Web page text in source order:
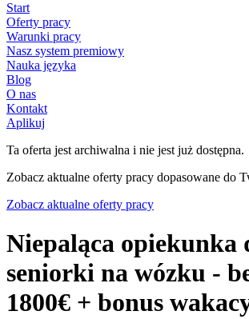
Start
Oferty pracy
Warunki pracy
Nasz system premiowy
Nauka języka
Blog
O nas
Kontakt
Aplikuj
Ta oferta jest archiwalna i nie jest już dostępna.
Zobacz aktualne oferty pracy dopasowane do
Zobacz aktualne oferty pracy
Niepaląca opiekunka
seniorki na wózku -
1800€ + bonus